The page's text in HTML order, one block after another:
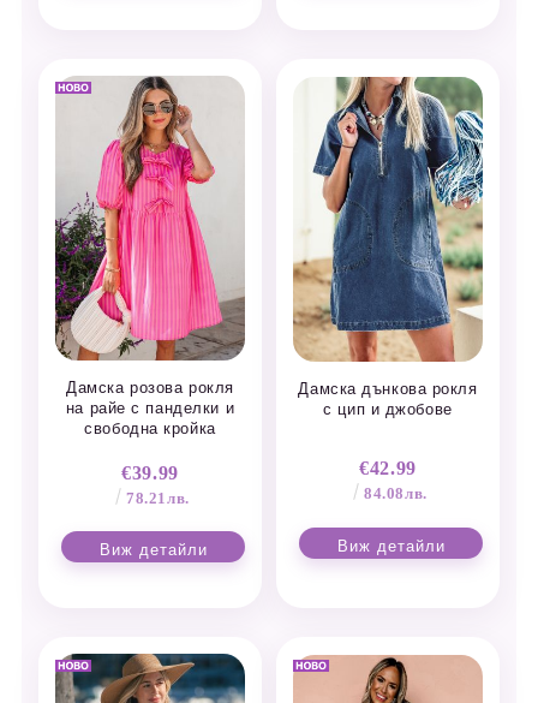
Дамска розова рокля
на райе с панделки и
свободна кройка
€39.99
78.21лв.
Виж детайли
Дамска дънкова рокля
с цип и джобове
€42.99
84.08лв.
Виж детайли